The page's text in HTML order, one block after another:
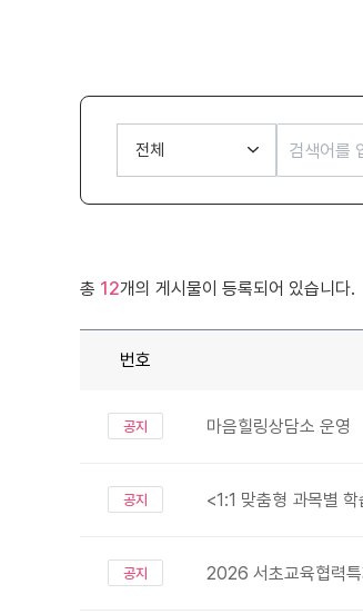
총 12개의 게시물이 등록되어 있습니다.
번호
공지 마음힐링상담소 운영
공지 <1:1 맞춤형 과목별
공지 2026 서초교육협력